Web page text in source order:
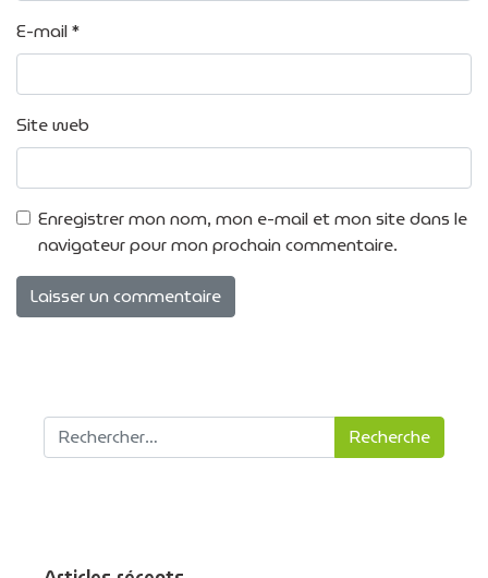
E-mail*
Site web
Enregistrer mon nom, mon e-mail et mon site dans le
navigateur pour mon prochain commentaire.
Recherche pour :